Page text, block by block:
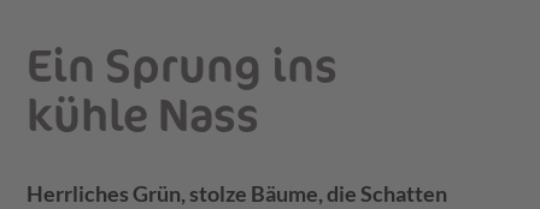
Ein Sprung ins
kühle Nass
Herrliches Grün, stolze Bäume, die Schatten